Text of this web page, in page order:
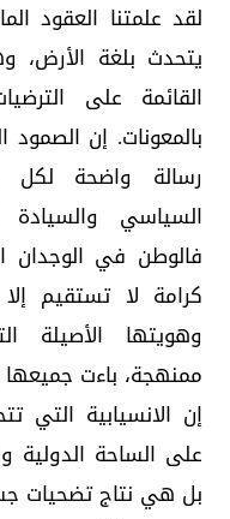
لقد علمتنا العقود
يتحدث بلغة الأرض،
القائمة على
بالمعونات. إن
رسالة واضحة لكل
السياسي والسيادة
فالوطن في الوجدان
كرامة لا تستقيم
وهويتها
ممنهجة، باءت جميعها
إن الانسيابية التي
على الساحة الدولية
بل هي نتاج تضحيات